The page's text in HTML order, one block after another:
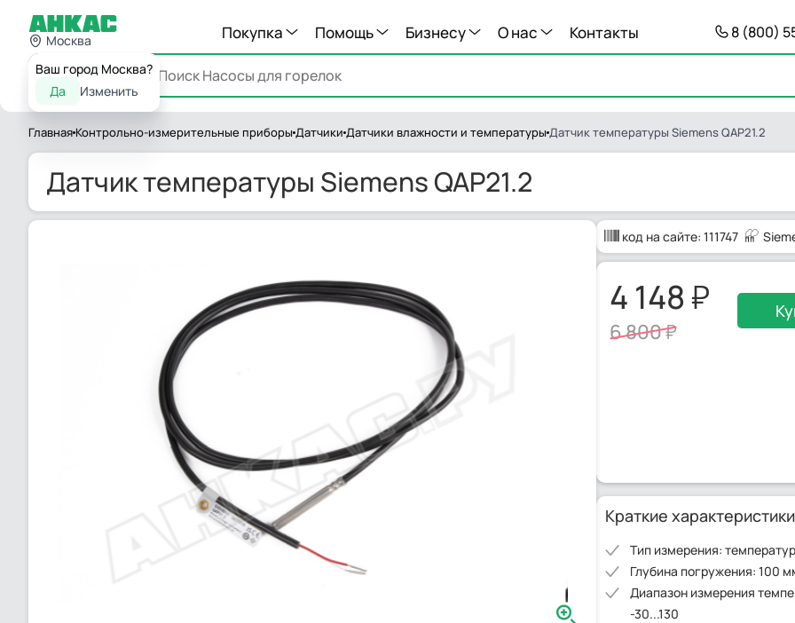
Москва
Ваш город Москва?
Да
Изменить
Покупка Помощь Бизнесу О нас Контакты 8 (800)
Каталог
Главная Контрольно-измерительные приборы Датчики Датчики влажности и температуры Датчик температуры Siemens QAP21.2
Датчик температуры Siemens QAP21.2
код на сайте: 111747
4 148
6 800
Краткие характеристики
Тип измерения:
Глубина погружения: 100
Диапазон измерения
-30...130